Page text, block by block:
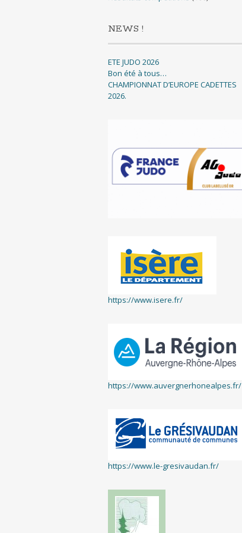
NEWS !
ETE JUDO 2026
Bon été à tous…
CHAMPIONNAT D’EUROPE CADETTES
2026.
https://www.isere.fr/
https://www.auvergnerhonealpes.fr/
https://www.le-gresivaudan.fr/